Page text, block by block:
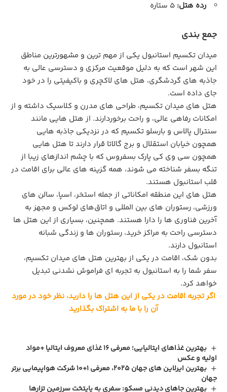
رده هتل:
جمع بندی
میدان تکسیم استانبول یکی از مهم‌ ترین و مشهورترین مناطق
این شهر است که به دلیل موقعیت مرکزی و دسترسی عالی به
جاذبه ‌های گردشگری، هتل‌ های لاکچری و باکیفیتی را در خود
جای داده است.
هتل‌ های میدان تکسیم، طراحی‌ های مدرن و کلاسیک داشته و از
امکانات رفاهی عالی، و راحت برخوردارند. از هتل‌ هایی مانند
سنترال پالاس و بارسلو تکسیم که در نزدیکی جاذبه‌ هایی
همچون خیابان استقلال و برج گالاتا قرار دارند تا هتل‌ هایی
همچون سی وی کی پارک بسفروس که با چشم‌ اندازهای زیبا از
تنگه بسفر شناخته می ‌شوند، همه گزینه ‌های عالی برای اقامت در
قلب استانبول هستند.
هتل‌ های این منطقه امکاناتی از جمله استخر، اسپا، سالن‌ های
ورزشی، رستوران‌ های بین ‌المللی و اتاق‌های لوکس و مجهز به
آخرین فناوری ‌ها را دارا هستند. همچنین، بسیاری از این هتل‌ ها
دسترسی راحت به مراکز خرید، رستوران‌ ها و زندگی شبانه
استانبول دارند.
بدون شک، اقامت در یکی از بهترین هتل‌ های میدان تکسیم،
سفر شما را به استانبول به تجربه ‌ای فراموش ‌نشدنی تبدیل
خواهد کرد.
اگر تجربه اقامت در یکی از این هتل ها را دارید، نظر خود در مورد
آن را با ما به اشتراک بگذارید
بهترین غذاهای ایتالیایی؛ معرفی 16 غذای معروف ایتالیا +مواد
اولیه و عکس
بهترین ایرلاین های جهان 2025، معرفی 1+10 شرکت هواپیمایی برتر
جهان
بهترین جاهای دیدنی مسکو: سفری به پایتخت سرزمین تزارها